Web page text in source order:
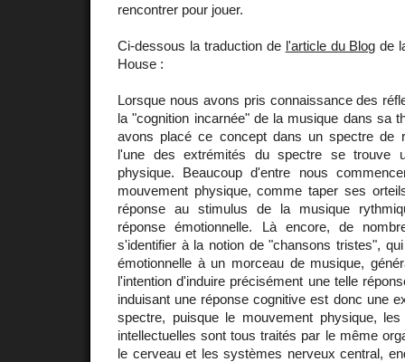
rencontrer pour jouer.
Ci-dessous la traduction de l'article du Blog de
House :
Lorsque nous avons pris connaissance des
la "cognition incarnée" de la musique dans sa
avons placé ce concept dans un spectre de
l'une des extrémités du spectre se trouve
physique. Beaucoup d'entre nous
mouvement physique, comme taper ses
réponse au stimulus de la musique
réponse émotionnelle. Là encore, de
s'identifier à la notion de "chansons tristes",
émotionnelle à un morceau de musique,
l'intention d'induire précisément une telle
induisant une réponse cognitive est donc une
spectre, puisque le mouvement physique,
intellectuelles sont tous traités par le même
le cerveau et les systèmes nerveux central,